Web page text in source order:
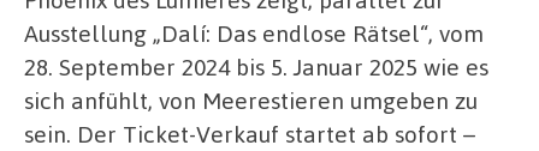
Ausstellung „Dalí: Das endlose Rätsel“, vom
28. September 2024 bis 5. Januar 2025 wie es
sich anfühlt, von Meerestieren umgeben zu
sein. Der Ticket-Verkauf startet ab sofort –